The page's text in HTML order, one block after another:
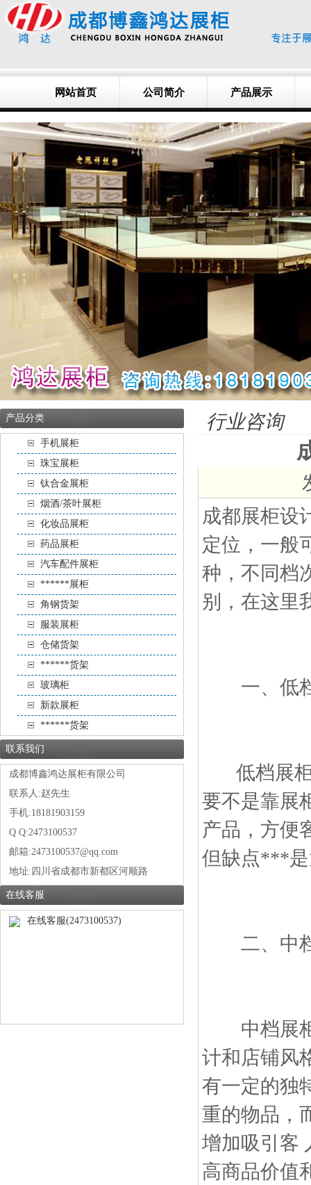
网站首页 公司简介 产品展示
产品分类
手机展柜
珠宝展柜
钛合金展柜
烟酒/茶叶展柜
化妆品展柜
药品展柜
汽车配件展柜
******展柜
角钢货架
服装展柜
仓储货架
******货架
玻璃柜
新款展柜
******货架
联系我们
成都博鑫鸿达展柜有限公司
联系人:赵先生
手机:18181903159
Q Q:2473100537
邮箱:2473100537@qq.com
地址: 四川省成都市新都区河顺路
在线客服
在线客服(2473100537)
行业咨询
成都展柜设
定位，一般
种，不同档
别，在这里
一、低档
低档展柜
要不是靠展
产品，方便
但缺点***是
二、中档
中档展柜
计和店铺风
有一定的独
重的物品，
增加吸引客
高商品价值